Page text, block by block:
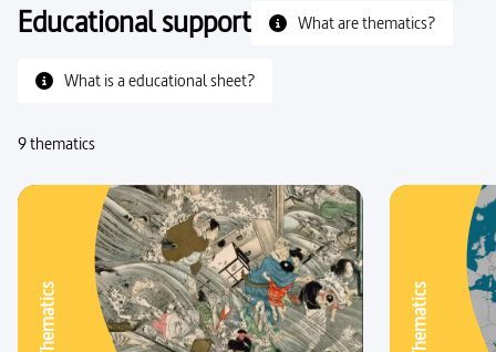
Educational support What are thematics?
What is a educational sheet?
9 thematics
Thematics Thematics